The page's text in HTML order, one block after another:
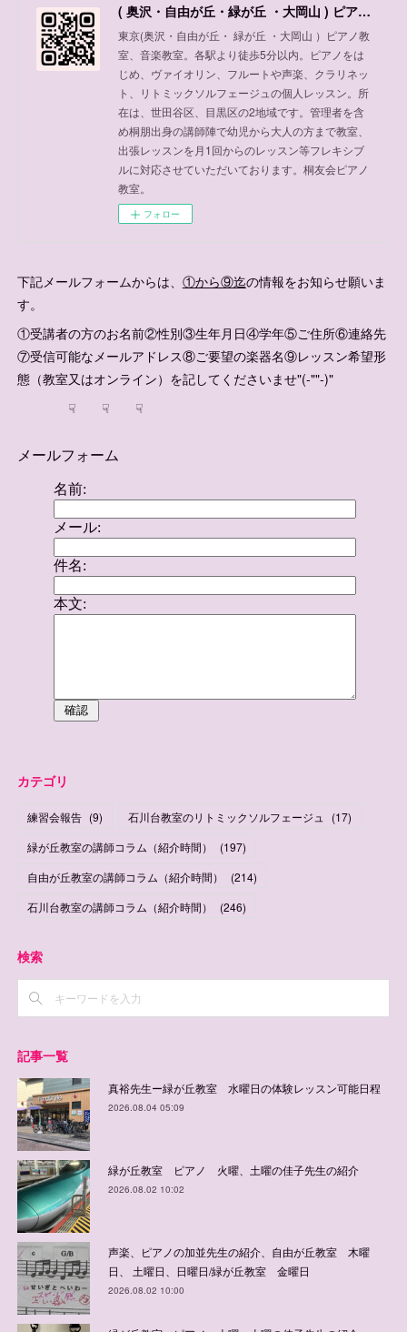
( 奥沢・自由が丘・緑が丘 ・大岡山 ) ピアノ教室、音楽教室
東京(奥沢・自由が丘・ 緑が丘 ・大岡山 ）ピアノ教
室、音楽教室。各駅より徒歩5分以内。ピアノをは
じめ、ヴァイオリン、フルートや声楽、クラリネッ
ト、リトミックソルフェージュの個人レッスン。所
在は、世田谷区、目黒区の2地域です。管理者を含
め桐朋出身の講師陣で幼児から大人の方まで教室、
出張レッスンを月1回からのレッスン等フレキシブ
ルに対応させていただいております。桐友会ピアノ
教室。
フォロー
下記メールフォームからは、 ①から⑨迄の情報をお知らせ願いま
す。
①受講者の方のお名前②性別③生年月日④学年⑤ご住所⑥連絡先
⑦受信可能なメールアドレス⑧ご要望の楽器名⑨レッスン希望形
態（教室又はオンライン）を記してくださいませ"(-""-)"
☟ ☟ ☟
カテゴリ
練習会報告 (9) 石川台教室のリトミックソルフェージュ (17)
緑が丘教室の講師コラム（紹介時間）
(197)
自由が丘教室の講師コラム（紹介時間）
(214)
石川台教室の講師コラム（紹介時間）
(246)
検索
記事一覧
真裕先生ー緑が丘教室 水曜日の体験レッスン可能日程
2026.08.04 05:09
緑が丘教室 ピアノ 火曜、土曜の佳子先生の紹介
2026.08.02 10:02
声楽、ピアノの加並先生の紹介、自由が丘教室 木曜
日、 土曜日、日曜日/緑が丘教室 金曜日
2026.08.02 10:00